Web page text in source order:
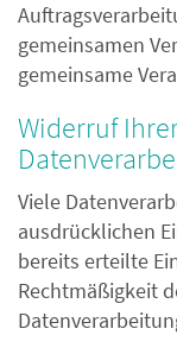
gemeinsamen
gemeinsame
Widerruf
Viele
ausdrücklichen
bereits erteilte
Rechtmäßigkeit